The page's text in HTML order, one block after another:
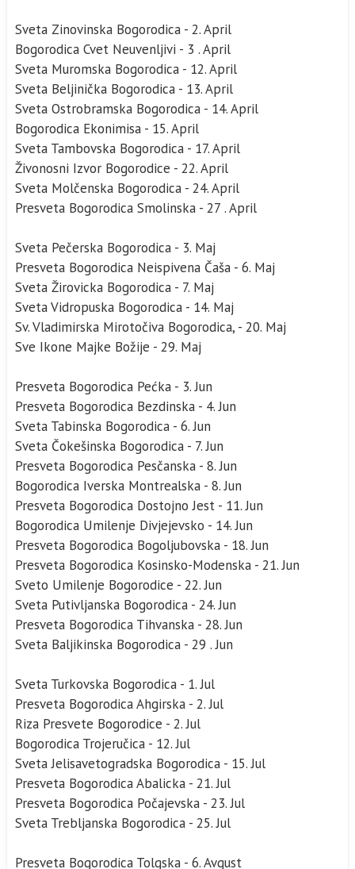
Sveta Zinovinska Bogorodica - 2. April
Bogorodica Cvet Neuvenljivi - 3 . April
Sveta Muromska Bogorodica - 12. April
Sveta Beljinička Bogorodica - 13. April
Sveta Ostrobramska Bogorodica - 14. April
Bogorodica Ekonimisa - 15. April
Sveta Tambovska Bogorodica - 17. April
Živonosni Izvor Bogorodice - 22. April
Sveta Molčenska Bogorodica - 24. April
Presveta Bogorodica Smolinska - 27 . April
Sveta Pečerska Bogorodica - 3. Maj
Presveta Bogorodica Neispivena Čaša - 6. Maj
Sveta Žirovicka Bogorodica - 7. Maj
Sveta Vidropuska Bogorodica - 14. Maj
Sv. Vladimirska Mirotočiva Bogorodica, - 20. Maj
Sve Ikone Majke Božije - 29. Maj
Presveta Bogorodica Pećka - 3. Jun
Presveta Bogorodica Bezdinska - 4. Jun
Sveta Tabinska Bogorodica - 6. Jun
Sveta Čokešinska Bogorodica - 7. Jun
Presveta Bogorodica Pesčanska - 8. Jun
Bogorodica Iverska Montrealska - 8. Jun
Presveta Bogorodica Dostojno Jest - 11. Jun
Bogorodica Umilenje Divjejevsko - 14. Jun
Presveta Bogorodica Bogoljubovska - 18. Jun
Presveta Bogorodica Kosinsko-Modenska - 21. Jun
Sveto Umilenje Bogorodice - 22. Jun
Sveta Putivljanska Bogorodica - 24. Jun
Presveta Bogorodica Tihvanska - 28. Jun
Sveta Baljikinska Bogorodica - 29 . Jun
Sveta Turkovska Bogorodica - 1. Jul
Presveta Bogorodica Ahgirska - 2. Jul
Riza Presvete Bogorodice - 2. Jul
Bogorodica Trojeručica - 12. Jul
Sveta Jelisavetogradska Bogorodica - 15. Jul
Presveta Bogorodica Abalicka - 21. Jul
Presveta Bogorodica Počajevska - 23. Jul
Sveta Trebljanska Bogorodica - 25. Jul
Presveta Bogorodica Tolgska - 6. Avgust